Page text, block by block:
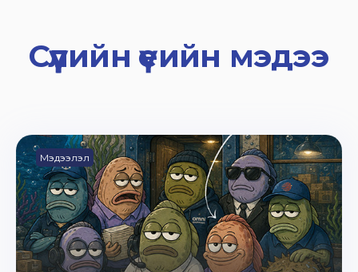
Сүүлийн үеийн мэдээ
Мэдээлэл